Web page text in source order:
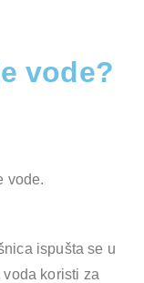
vode?
vode.
ispušta se u
koristi za